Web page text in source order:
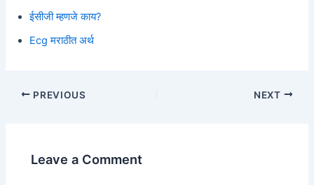
ईसीजी म्हणजे काय?
Ecg मराठीत अर्थ
Post
PREVIOUS NEXT
Leave a Comment